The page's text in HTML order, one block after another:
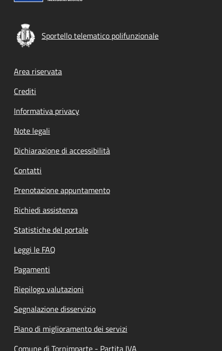
Sportello telematico polifunzionale
Footer menu
Area riservata
Crediti
Informativa privacy
Note legali
Dichiarazione di accessibilità
Contatti
Prenotazione appuntamento
Richiedi assistenza
Statistiche del portale
Leggi le FAQ
Pagamenti
Riepilogo valutazioni
Segnalazione disservizio
Piano di miglioramento dei servizi
Comune di Tornimparte - Partita IVA